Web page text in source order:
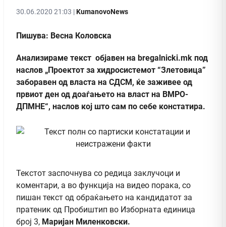
30.06.2020 21:03 |KumanovoNews
Пишува: Весна Коловска
Анализираме текст објавен на bregalnicki.mk под
наслов „Проектот за хидросистемот “Злетовица”
заборавен од власта на СДСМ, ќе заживее од
првиот ден од доаѓањето на власт на ВМРО-
ДПМНЕ“, наслов кој што сам по себе констатира.
Текстот заспочнува со редица заклучоци и
коментари, а во функција на видео порака, со
пишан текст од обраќањето на кандидатот за
пратеник од Пробиштип во Изборната единица
број 3, Маријан Миленковски.